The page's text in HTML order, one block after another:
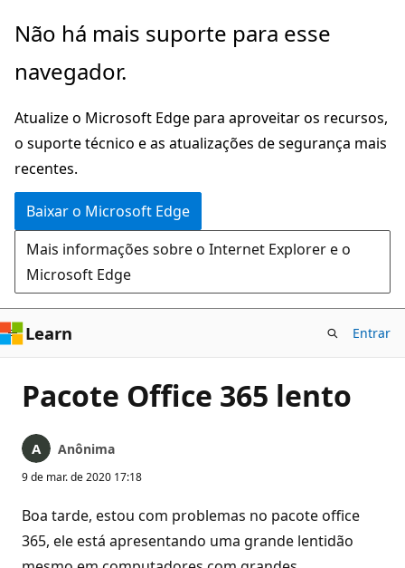
Pular
o
principal
Não há mais suporte para esse
navegador.
Atualize o Microsoft Edge para aproveitar os recursos,
o suporte técnico e as atualizações de segurança mais
recentes.
Baixar o Microsoft Edge
Mais informações sobre o Internet Explorer e o
Microsoft Edge
Learn Entrar
Pacote Office 365 lento
Anônima
9 de mar. de 2020 17:18
Boa tarde, estou com problemas no pacote office
365, ele está apresentando uma grande lentidão